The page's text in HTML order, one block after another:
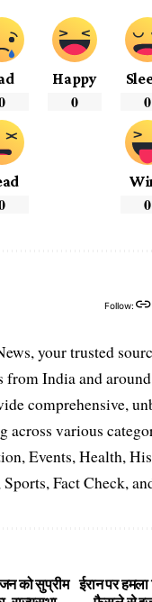
Happy
0 0
0
Follow:
your trusted
from India and
comprehensive,
across various
Events, Health,
Fact Check,
को सुप्रीम
ईरान पर